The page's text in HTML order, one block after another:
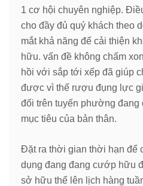
1 cơ hội chuyên nghiệp.
cho đầy đủ quý khách theo
mắt khả năng để cải thiện
hữu. vấn đề không chấm
hồi với sắp tới xếp đã giúp
được vì thế rượu đụng lực
đối trên tuyến phường
mục tiêu của bản thân.
Đặt ra thời gian thời hạn để
dụng đang đang cướp hữu
sở hữu thể lên lịch hàng